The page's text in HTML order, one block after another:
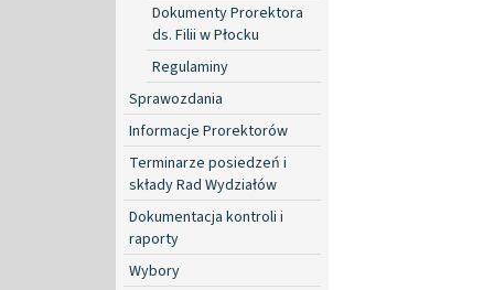
Dokumenty Prorektora
ds. Filii w Płocku
Regulaminy
Sprawozdania
Informacje Prorektorów
Terminarze posiedzeń i
składy Rad Wydziałów
Dokumentacja kontroli i
raporty
Wybory